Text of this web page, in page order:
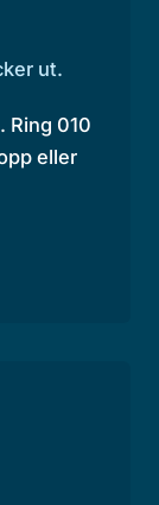
ut.
Ring 010
eller